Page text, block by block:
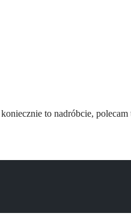
to nadróbcie,